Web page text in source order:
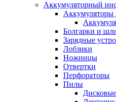
Аккумуляторный
Аккумуляторы
Болгарки и
Зарядные
Лобзики
Ножницы
Отвертки
Перфораторы
Пилы
Дисковые